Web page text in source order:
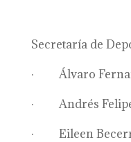
Secretaría de
· Álvaro
· Andrés Felipe
· Eileen